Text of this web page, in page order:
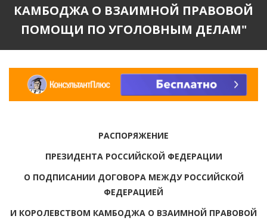
КАМБОДЖА О ВЗАИМНОЙ ПРАВОВОЙ
ПОМОЩИ ПО УГОЛОВНЫМ ДЕЛАМ"
РАСПОРЯЖЕНИЕ
ПРЕЗИДЕНТА РОССИЙСКОЙ ФЕДЕРАЦИИ
О ПОДПИСАНИИ ДОГОВОРА МЕЖДУ РОССИЙСКОЙ
ФЕДЕРАЦИЕЙ
И КОРОЛЕВСТВОМ КАМБОДЖА О ВЗАИМНОЙ ПРАВОВОЙ